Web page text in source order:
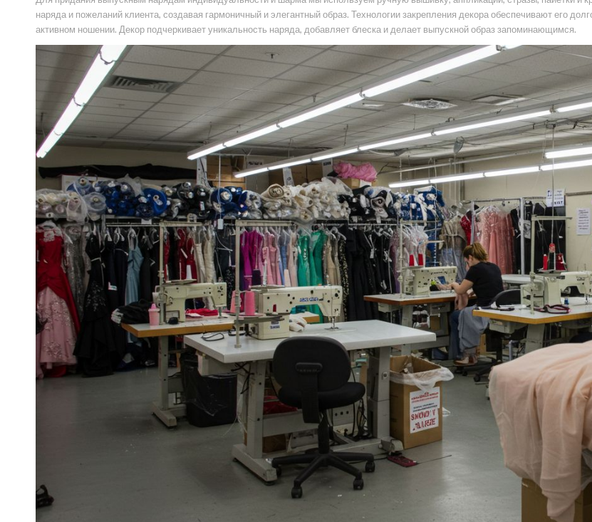
наряда и пожеланий клиента, создавая гармоничный и элегантный образ. Технологии закрепления декора обеспечивают его
активном ношении. Декор подчеркивает уникальность наряда, добавляет блеска и делает выпускной образ запоминающимся.